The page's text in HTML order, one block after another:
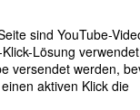
sind YouTube-
Lösung
versendet werden,
aktiven Klick die